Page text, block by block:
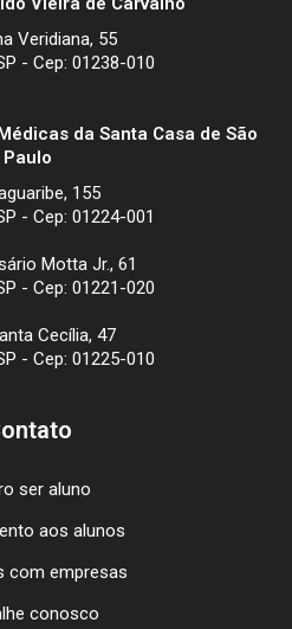
Veridiana, 55
- Cep: 01238-010
da Santa Casa de São
Paulo
155
- Cep: 01224-001
Motta Jr., 61
- Cep: 01221-020
Cecília, 47
- Cep: 01225-010
ser aluno
aos alunos
com empresas
conosco